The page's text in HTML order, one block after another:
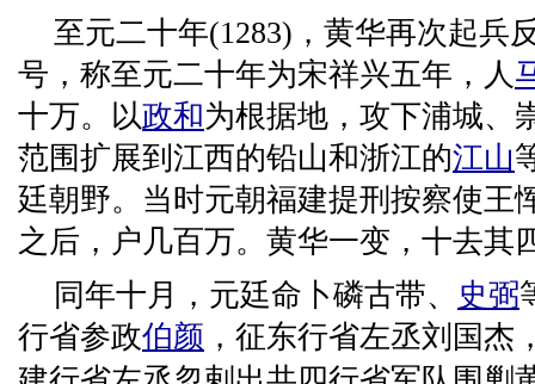
至元二十年(1283)，黄华再次起兵
号，称至元二十年为宋祥兴五年，人
十万。以政和为根据地，攻下浦城、
范围扩展到江西的铅山和浙江的江山
廷朝野。当时元朝福建提刑按察使王
之后，户几百万。黄华一变，十去其
同年十月，元廷命卜磷古带、
史弼
行省参政伯颜 ，征东行省左丞刘国杰